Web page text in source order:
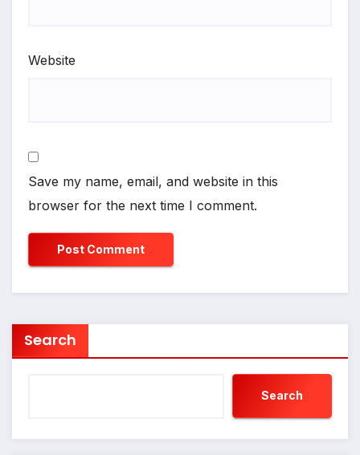
Website
Save my name, email, and website in this
browser for the next time I comment.
Search
Search